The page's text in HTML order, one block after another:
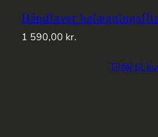
Håndlavet
1 590,00 kr.
Tilføj til